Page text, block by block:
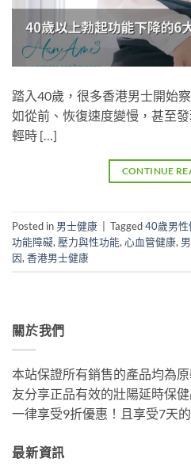
踏入40歲，很多香港男士開始
如從前、恢復速度變慢，甚至
輕時 […]
CONTINUE
Posted in 男士健康 Tagged40歲男性
功能障礙, 壓力與性功能, 心血管健康,
因, 香港男士健康
關於我們
本站保證所有銷售的產品均為
友分享正品有效的壯陽延時保
一律享受9折優惠！且享受7天
最新資訊